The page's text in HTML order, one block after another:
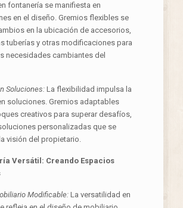
fontanería se manifiesta en
en el diseño. Gremios flexibles se
en la ubicación de accesorios,
tuberías y otras modificaciones para
necesidades cambiantes del
Soluciones:La flexibilidad impulsa la
soluciones. Gremios adaptables
creativos para superar desafíos,
personalizadas que se
visión del propietario.
Versátil: Creando Espacios
Modificable:La versatilidad en